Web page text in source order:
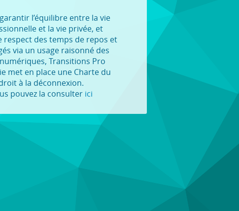
l’équilibre entre la vie
et la vie privée, et
respect des temps de repos et
via un usage raisonné des
Transitions Pro
met en place une Charte du
à la déconnexion.
pouvez la consulter ici